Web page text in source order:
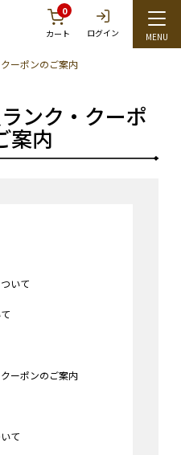
0
カート ログイン
ーポンのご案内
ンク・クーポ
案内
いて
ーポンのご案内
て